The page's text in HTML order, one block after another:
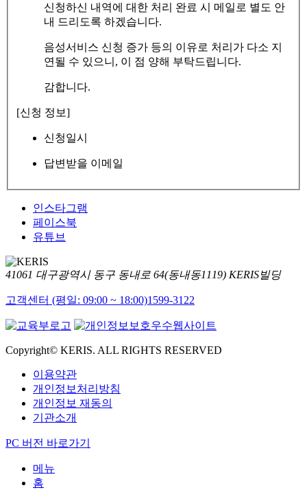
신청하신 내역에 대한 처리 완료 시 메일로 별도 안
내 드리도록 하겠습니다.
음성서비스 신청 증가 등의 이유로 처리가 다소 지
연될 수 있으니, 이 점 양해 부탁드립니다.
감합니다.
[신청 정보]
신청일시
답변받을 이메일
인스타그램
페이스북
유튜브
41061 대구광역시 동구 동내로 64(동내동1119) KERIS빌딩
고객센터 (평일: 09:00 ~ 18:00)1599-3122
Copyright© KERIS. ALL RIGHTS RESERVED
이용약관
개인정보처리방침
개인정보 재동의
기관소개
PC 버전 바로가기
메뉴
홈